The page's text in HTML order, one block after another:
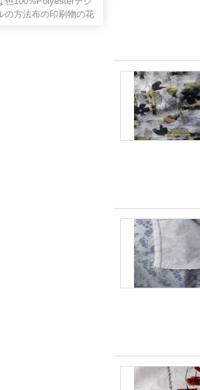
の方法布の印刷物の花